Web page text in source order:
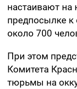
настаивают на
предпосылке
около 700
При этом
Комитета
тюрьмы на